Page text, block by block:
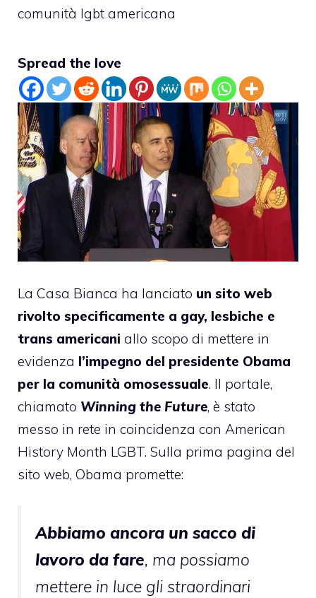
comunità lgbt americana
Spread the love
La Casa Bianca ha lanciato un sito web
rivolto specificamente a gay, lesbiche e
trans americani allo scopo di mettere in
evidenza l’impegno del presidente Obama
per la comunità omosessuale. Il portale,
chiamato Winning the Future, è stato
messo in rete in coincidenza con American
History Month LGBT. Sulla prima pagina del
sito web, Obama promette:
Abbiamo ancora un sacco di
lavoro da fare, ma possiamo
mettere in luce gli straordinari